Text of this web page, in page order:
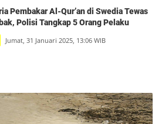
Pembakar Al-Qur’an di Swedia Tewas
Polisi Tangkap 5 Orang Pelaku
Jumat, 31 Januari 2025, 13:06 WIB